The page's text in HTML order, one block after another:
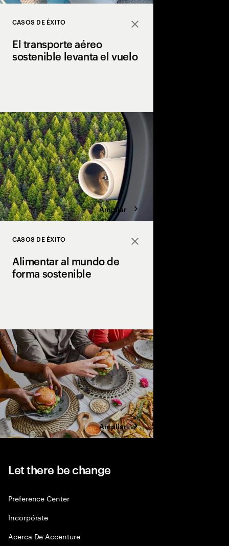
Close
CASOS DE ÉXITO
El transporte aéreo
sostenible levanta el vuelo
Ampliar
Close
CASOS DE ÉXITO
Alimentar al mundo de
forma sostenible
Ampliar
Let there be change
Preference Center
Incorpórate
Acerca De Accenture